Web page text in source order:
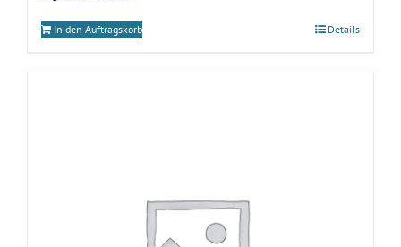
In den Auftragskorb Details